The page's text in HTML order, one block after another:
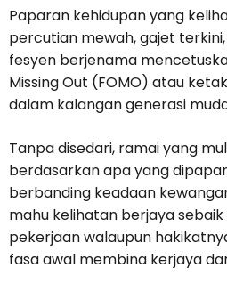
Paparan kehidupan yang
percutian mewah, gajet
fesyen berjenama
Missing Out (FOMO) atau
dalam kalangan generasi
Tanpa disedari, ramai yang
berdasarkan apa yang
berbanding keadaan
mahu kelihatan berjaya
pekerjaan walaupun
fasa awal membina kerjaya